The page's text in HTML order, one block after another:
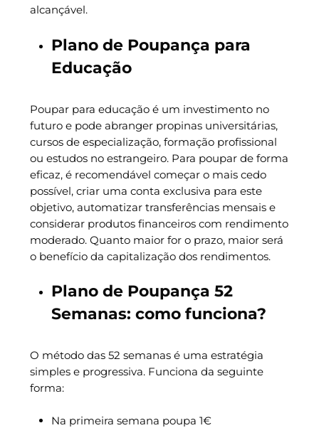
alcançável.
Plano de Poupança para
Educação
Poupar para educação é um investimento no
futuro e pode abranger propinas universitárias,
cursos de especialização, formação profissional
ou estudos no estrangeiro. Para poupar de forma
eficaz, é recomendável começar o mais cedo
possível, criar uma conta exclusiva para este
objetivo, automatizar transferências mensais e
considerar produtos financeiros com rendimento
moderado. Quanto maior for o prazo, maior será
o benefício da capitalização dos rendimentos.
Plano de Poupança 52
Semanas: como funciona?
O método das 52 semanas é uma estratégia
simples e progressiva. Funciona da seguinte
forma:
Na primeira semana poupa 1€